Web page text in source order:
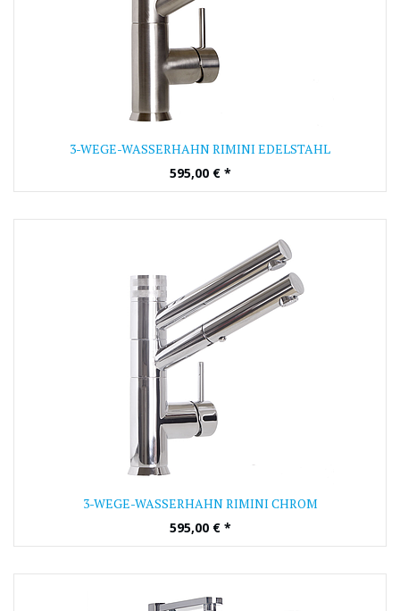
3-WEGE-WASSERHAHN RIMINI EDELSTAHL
595,00€ *
3-WEGE-WASSERHAHN RIMINI CHROM
595,00€ *